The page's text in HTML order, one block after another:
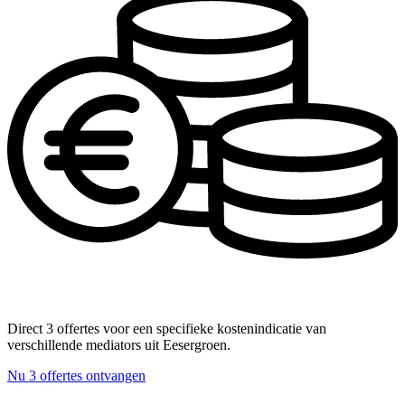
Direct 3 offertes voor een specifieke kostenindicatie van
verschillende mediators uit Eesergroen.
Nu 3 offertes ontvangen